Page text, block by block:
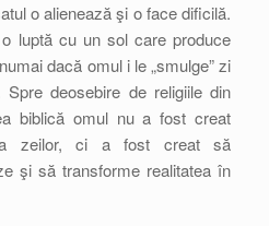
o alienează şi o face dificilă.
luptă cu un sol care produce
dacă omul i le „smulge” zi
deosebire de religiile din
biblică omul nu a fost creat
zeilor, ci a fost creat să
şi să transforme realitatea în